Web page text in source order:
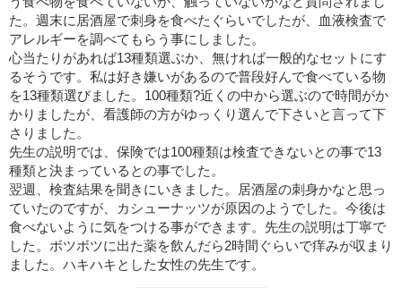
た。週末に居酒屋で刺身を食べたぐらいでしたが、血液検査で
アレルギーを調べてもらう事にしました。
心当たりがあれば13種類選ぶか、無ければ一般的なセットにす
るそうです。私は好き嫌いがあるので普段好んで食べている物
を13種類選びました。100種類?近くの中から選ぶので時間がか
かりましたが、看護師の方がゆっくり選んで下さいと言って下
さりました。
先生の説明では、保険では100種類は検査できないとの事で13
種類と決まっているとの事でした。
翌週、検査結果を聞きにいきました。居酒屋の刺身かなと思っ
ていたのですが、カシューナッツが原因のようでした。今後は
食べないように気をつける事ができます。先生の説明は丁寧で
した。ボツボツに出た薬を飲んだら2時間ぐらいで痒みが収まり
ました。ハキハキとした女性の先生です。